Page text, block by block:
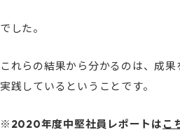
でした。
これらの結果から分かるのは、成果
実践しているということです。
※2020年度中堅社員レポートは こ